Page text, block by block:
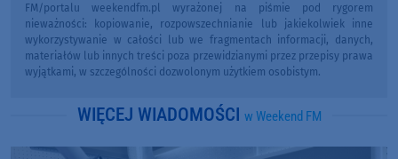
FM/portalu weekendfm.pl wyrażonej na piśmie pod rygorem
nieważności: kopiowanie, rozpowszechnianie lub jakiekolwiek inne
wykorzystywanie w całości lub we fragmentach informacji, danych,
materiałów lub innych treści poza przewidzianymi przez przepisy prawa
wyjątkami, w szczególności dozwolonym użytkiem osobistym.
WIĘCEJ WIADOMOŚCI w Weekend FM